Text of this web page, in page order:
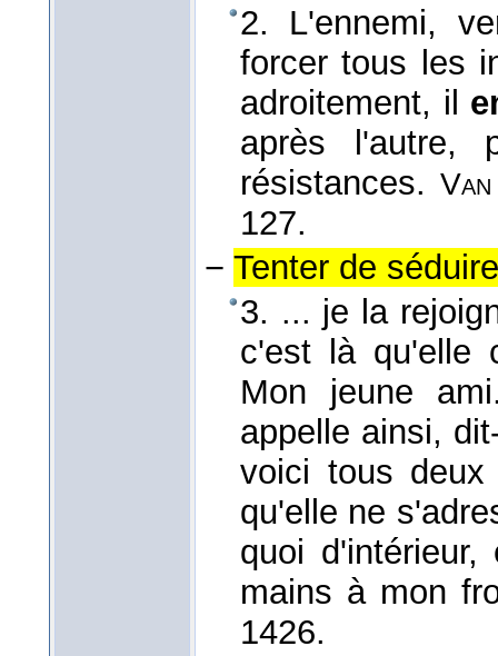
2. L'ennemi,
forcer tous les
adroitement, il
après l'autre,
résistances.
127.
− Tenter de
3. ... je la
c'est là qu'elle
Mon jeune
appelle ainsi,
voici tous
qu'elle ne
quoi
mains à mon
1426.